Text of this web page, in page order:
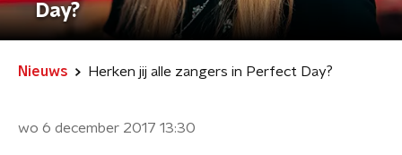
Day?
Nieuws Herken jij alle zangers in Perfect Day?
wo 6 december 2017 13:30